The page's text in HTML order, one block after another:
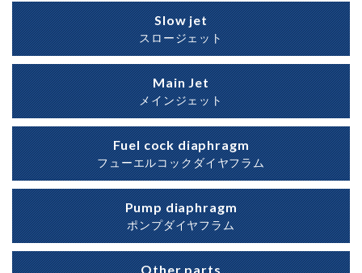
Slow jet
スロージェット
Main Jet
メインジェット
Fuel cock diaphragm
フューエルコックダイヤフラム
Pump diaphragm
ポンプダイヤフラム
Other parts